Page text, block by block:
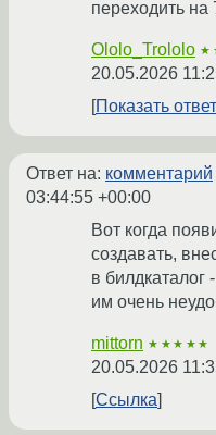
переходить на
Ololo_Trololo
20.05.2026
Показать ответ
Ответ на: комментарий
03:44:55 +00:00
Вот когда
создавать,
в билдкаталог
им очень
mittorn ★★★★★
20.05.2026
Ссылка